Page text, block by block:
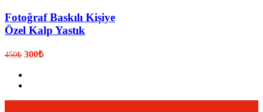
Fotoğraf Baskılı Kişiye
Özel Kalp Yastık
450₺ 300₺